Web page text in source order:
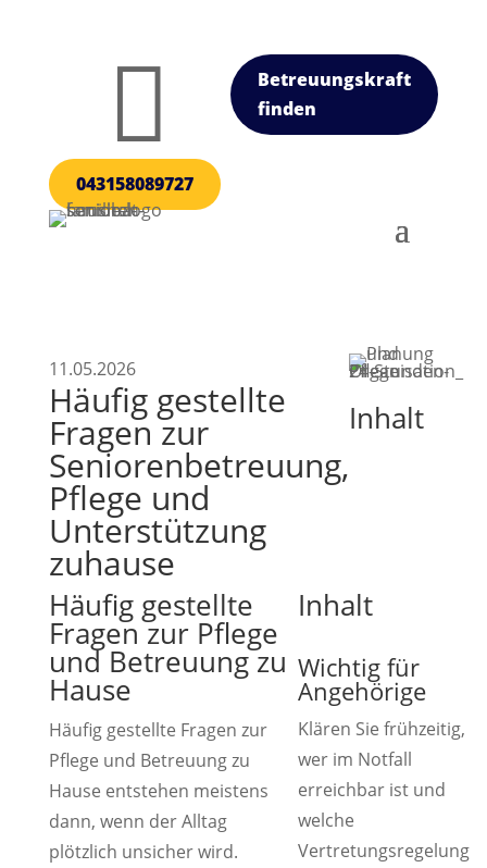

043158089727
Betreuungskraft
finden
11.05.2026
Häufig gestellte
Fragen zur
Seniorenbetreuung,
Pflege und
Unterstützung
zuhause
Inhalt
Häufig gestellte
Fragen zur Pflege
und Betreuung zu
Hause
Häufig gestellte Fragen zur
Pflege und Betreuung zu
Hause entstehen meistens
dann, wenn der Alltag
plötzlich unsicher wird.
Inhalt
Wichtig für
Angehörige
Klären Sie frühzeitig,
wer im Notfall
erreichbar ist und
welche
Vertretungsregelung